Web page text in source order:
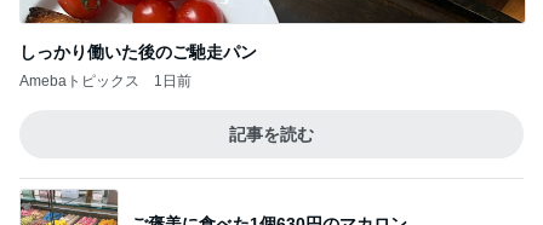
しっかり働いた後のご馳走パン
Amebaトピックス 1日前
記事を読む